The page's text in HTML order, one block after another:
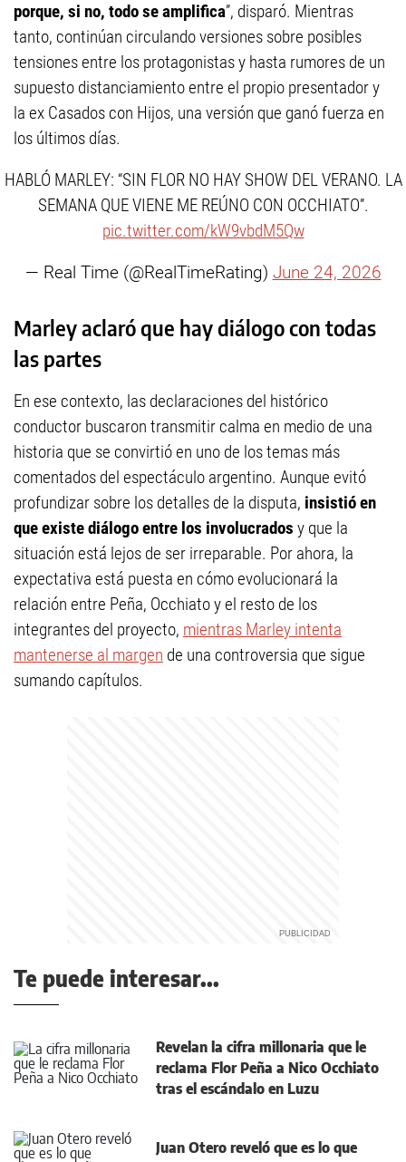
porque, si no, todo se amplifica”, disparó. Mientras
tanto, continúan circulando versiones sobre posibles
tensiones entre los protagonistas y hasta rumores de un
supuesto distanciamiento entre el propio presentador y
la ex Casados con Hijos, una versión que ganó fuerza en
los últimos días.
HABLÓ MARLEY: “SIN FLOR NO HAY SHOW DEL VERANO. LA
SEMANA QUE VIENE ME REÚNO CON OCCHIATO”.
pic.twitter.com/kW9vbdM5Qw
— Real Time (@RealTimeRating) June 24, 2026
Marley aclaró que hay diálogo con todas
las partes
En ese contexto, las declaraciones del histórico
conductor buscaron transmitir calma en medio de una
historia que se convirtió en uno de los temas más
comentados del espectáculo argentino. Aunque evitó
profundizar sobre los detalles de la disputa, insistió en
que existe diálogo entre los involucrados y que la
situación está lejos de ser irreparable. Por ahora, la
expectativa está puesta en cómo evolucionará la
relación entre Peña, Occhiato y el resto de los
integrantes del proyecto, mientras Marley intenta
mantenerse al margen de una controversia que sigue
sumando capítulos.
Te puede interesar...
Revelan la cifra millonaria que le
reclama Flor Peña a Nico Occhiato
tras el escándalo en Luzu
Juan Otero reveló que es lo que